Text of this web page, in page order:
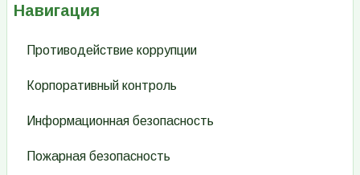
Навигация
Противодействие коррупции
Корпоративный контроль
Информационная безопасность
Пожарная безопасность